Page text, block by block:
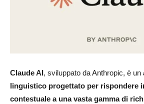
Claude AI, sviluppato da Anthropic, è un
linguistico progettato per rispondere
contestuale a una vasta gamma di